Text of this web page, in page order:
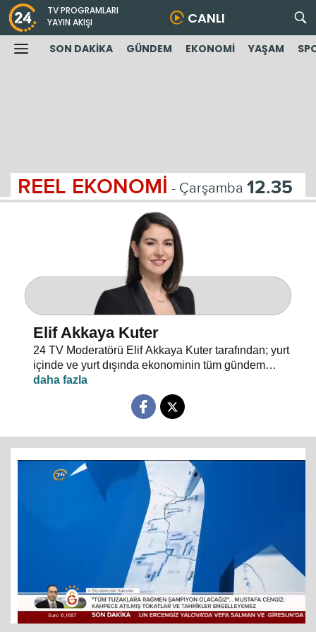
TV PROGRAMLARI
YAYIN AKIŞI
CANLI
SON DAKİKA GÜNDEM EKONOMİ YAŞAM
REEL EKONOMİ - Çarşamba 12.35
Elif Akkaya Kuter
24 TV Moderatörü Elif Akkaya Kuter tarafından; yurt
içinde ve yurt dışında ekonominin tüm gündem
maddeleri ve alanında uzman stüdyo konuklarıyla
sebep sonuç ilişkileri analiz ediliyor.